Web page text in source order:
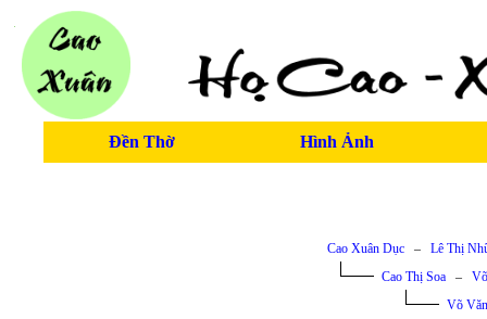
Đền Thờ Hình Ảnh
Cao Xuân Dục– Lê Thị
Cao Thị Soa–
Võ